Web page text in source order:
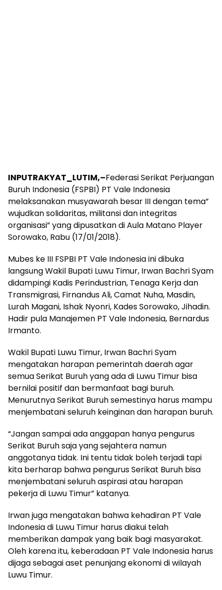
INPUTRAKYAT_LUTIM,–Federasi Serikat Perjuangan
Buruh Indonesia (FSPBI) PT Vale Indonesia
melaksanakan musyawarah besar III dengan tema”
wujudkan solidaritas, militansi dan integritas
organisasi” yang dipusatkan di Aula Matano Player
Sorowako, Rabu (17/01/2018).
Mubes ke III FSPBI PT Vale Indonesia ini dibuka
langsung Wakil Bupati Luwu Timur, Irwan Bachri Syam
didampingi Kadis Perindustrian, Tenaga Kerja dan
Transmigrasi, Firnandus Ali, Camat Nuha, Masdin,
Lurah Magani, Ishak Nyonri, Kades Sorowako, Jihadin.
Hadir pula Manajemen PT Vale Indonesia, Bernardus
Irmanto.
Wakil Bupati Luwu Timur, Irwan Bachri Syam
mengatakan harapan pemerintah daerah agar
semua Serikat Buruh yang ada di Luwu Timur bisa
bernilai positif dan bermanfaat bagi buruh.
Menurutnya Serikat Buruh semestinya harus mampu
menjembatani seluruh keinginan dan harapan buruh.
“Jangan sampai ada anggapan hanya pengurus
Serikat Buruh saja yang sejahtera namun
anggotanya tidak. Ini tentu tidak boleh terjadi tapi
kita berharap bahwa pengurus Serikat Buruh bisa
menjembatani seluruh aspirasi atau harapan
pekerja di Luwu Timur” katanya.
Irwan juga mengatakan bahwa kehadiran PT Vale
Indonesia di Luwu Timur harus diakui telah
memberikan dampak yang baik bagi masyarakat.
Oleh karena itu, keberadaan PT Vale Indonesia harus
dijaga sebagai aset penunjang ekonomi di wilayah
Luwu Timur.